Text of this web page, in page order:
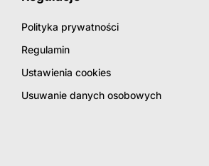
Polityka prywatności
Regulamin
Ustawienia cookies
Usuwanie danych osobowych